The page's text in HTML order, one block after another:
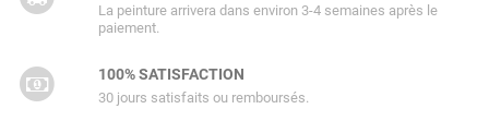
La peinture arrivera dans environ 3-4 semaines après le
paiement.
100% SATISFACTION
30 jours satisfaits ou remboursés.